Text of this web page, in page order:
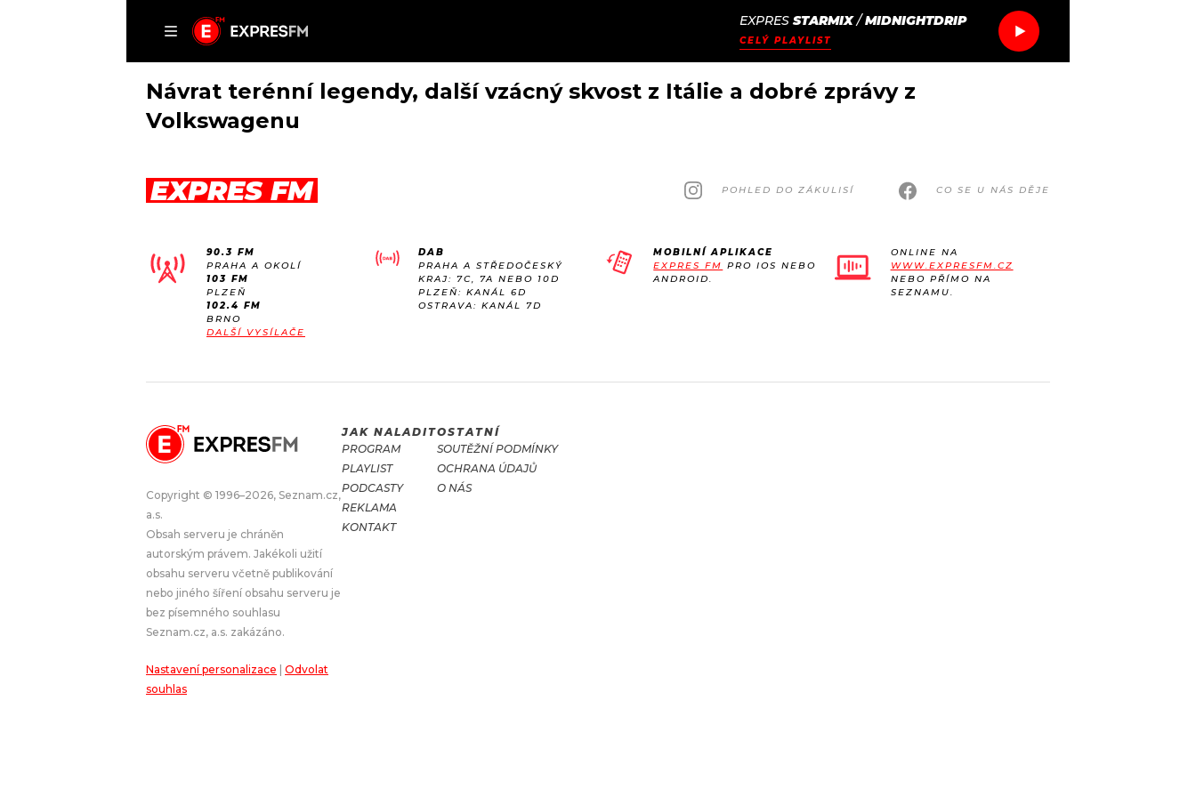
EXPRES STARMIX/MIDNIGHTDRIP
CELÝ PLAYLIST
ČLÁNKY
HUDBA
ROZHOVORY
#NEBUDUDOMA
KALENDÁŘ
JAK NALADIT
APLIKACE
PROGRAM
SOUTĚŽE
Návrat terénní legendy, další vzácný skvost z Itálie a dobré zprávy z
Volkswagenu
EXPRES FM POHLED DO ZÁKULISÍ CO SE U NÁS DĚJE
90.3 FM
PRAHA A OKOLÍ
103 FM
PLZEŇ
102.4 FM
BRNO
DALŠÍ VYSÍLAČE
DAB
PRAHA A STŘEDOČESKÝ
KRAJ: 7C, 7A NEBO 10D
PLZEŇ: KANÁL 6D
OSTRAVA: KANÁL 7D
MOBILNÍ APLIKACE
EXPRES FM PRO IOS NEBO
ANDROID.
ONLINE NA
WWW.EXPRESFM.CZ
NEBO PŘÍMO NA
SEZNAMU.
Copyright © 1996–2026, Seznam.cz,
a.s.
Obsah serveru je chráněn
autorským právem. Jakékoli užití
obsahu serveru včetně publikování
nebo jiného šíření obsahu serveru je
bez písemného souhlasu
Seznam.cz, a.s. zakázáno.
Nastavení personalizace
Odvolat
souhlas
JAK NALADIT
PROGRAM
PLAYLIST
PODCASTY
REKLAMA
KONTAKT
OSTATNÍ
SOUTĚŽNÍ PODMÍNKY
OCHRANA ÚDAJŮ
O NÁS